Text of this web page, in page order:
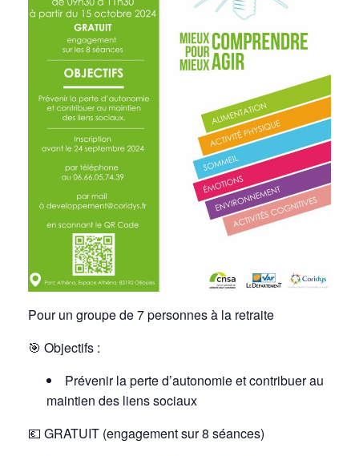
Pour un groupe de 7 personnes à la retraite
🎯 Objectifs :
Prévenir la perte d’autonomie et contribuer au
maintien des liens sociaux
💶 GRATUIT (engagement sur 8 séances)